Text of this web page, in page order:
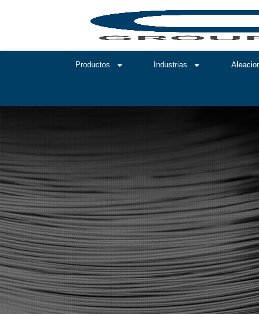
Productos Industrias